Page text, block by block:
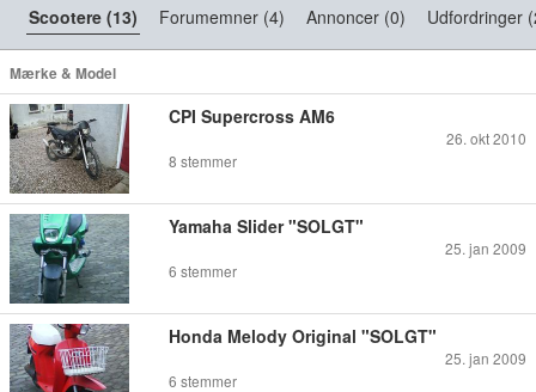
Scootere (13) Forumemner (4) Annoncer (0) Udfordringer
Mærke & Model
CPI Supercross AM6
26. okt 2010
8 stemmer
Yamaha Slider "SOLGT"
25. jan 2009
6 stemmer
Honda Melody Original "SOLGT"
25. jan 2009
6 stemmer